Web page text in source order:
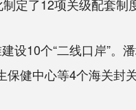
定了12项关级配套制
个“二线口岸”。潘
健中心等4个海关封